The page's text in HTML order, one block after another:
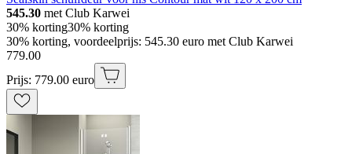
545.30 met Club Karwei
30% korting30% korting
30% korting, voordeelprijs: 545.30 euro met Club Karwei
779.00
Prijs: 779.00 euro